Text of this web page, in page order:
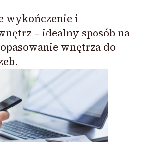
wykończenie i
– idealny sposób na
wnętrza do